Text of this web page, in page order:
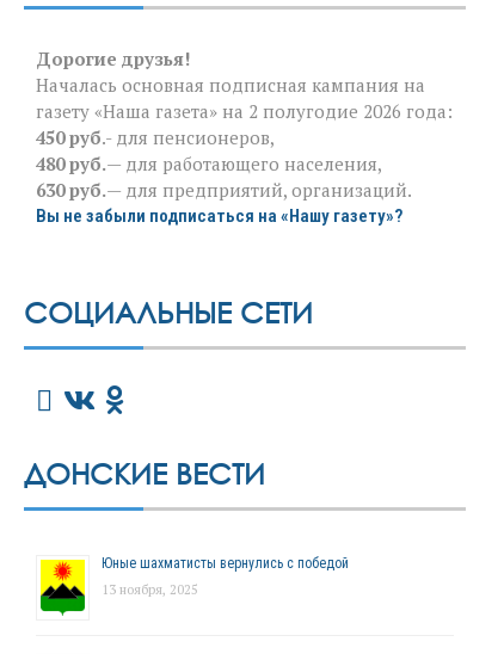
Дорогие друзья!
Началась основная подписная кампания на
газету «Наша газета» на 2 полугодие 2026 года:
450 руб.- для пенсионеров,
480 руб.— для работающего населения,
630 руб.— для предприятий, организаций.
Вы не забыли подписаться на «Нашу газету»?
СОЦИАЛЬНЫЕ СЕТИ
ДОНСКИЕ ВЕСТИ
Юные шахматисты вернулись с победой
13 ноября, 2025